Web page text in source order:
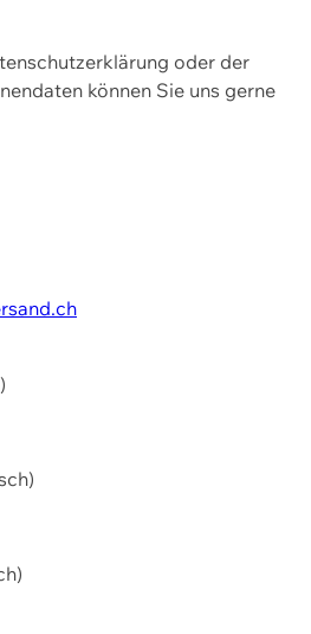
oder der
können Sie uns gerne